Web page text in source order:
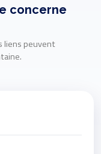
concerne
liens peuvent